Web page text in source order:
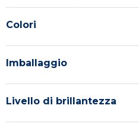
Colori
Imballaggio
Livello di brillantezza